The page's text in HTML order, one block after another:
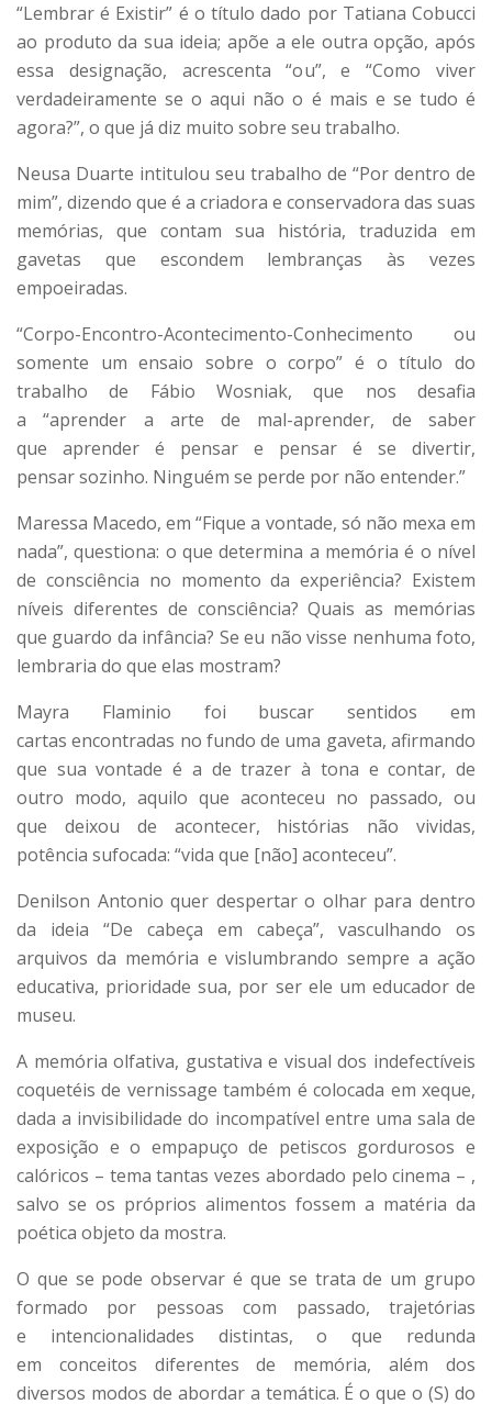
“Lembrar é Existir” é o título dado por Tatiana Cobucci
ao produto da sua ideia; apõe a ele outra opção, após
essa designação, acrescenta “ou”, e “Como viver
verdadeiramente se o aqui não o é mais e se tudo é
agora?”, o que já diz muito sobre seu trabalho.
Neusa Duarte intitulou seu trabalho de “Por dentro de
mim”, dizendo que é a criadora e conservadora das suas
memórias, que contam sua história, traduzida em
gavetas que escondem lembranças às vezes
empoeiradas.
“Corpo-Encontro-Acontecimento-Conhecimento ou
somente um ensaio sobre o corpo” é o título do
trabalho de Fábio Wosniak, que nos desafia
a “aprender a arte de mal-aprender, de saber
que aprender é pensar e pensar é se divertir,
pensar sozinho. Ninguém se perde por não entender.”
Maressa Macedo, em “Fique a vontade, só não mexa em
nada”, questiona: o que determina a memória é o nível
de consciência no momento da experiência? Existem
níveis diferentes de consciência? Quais as memórias
que guardo da infância? Se eu não visse nenhuma foto,
lembraria do que elas mostram?
Mayra Flaminio foi buscar sentidos em
cartas encontradas no fundo de uma gaveta, afirmando
que sua vontade é a de trazer à tona e contar, de
outro modo, aquilo que aconteceu no passado, ou
que deixou de acontecer, histórias não vividas,
potência sufocada: “vida que [não] aconteceu”.
Denilson Antonio quer despertar o olhar para dentro
da ideia “De cabeça em cabeça”, vasculhando os
arquivos da memória e vislumbrando sempre a ação
educativa, prioridade sua, por ser ele um educador de
museu.
A memória olfativa, gustativa e visual dos indefectíveis
coquetéis de vernissage também é colocada em xeque,
dada a invisibilidade do incompatível entre uma sala de
exposição e o empapuço de petiscos gordurosos e
calóricos – tema tantas vezes abordado pelo cinema – ,
salvo se os próprios alimentos fossem a matéria da
poética objeto da mostra.
O que se pode observar é que se trata de um grupo
formado por pessoas com passado, trajetórias
e intencionalidades distintas, o que redunda
em conceitos diferentes de memória, além dos
diversos modos de abordar a temática. É o que o (S) do